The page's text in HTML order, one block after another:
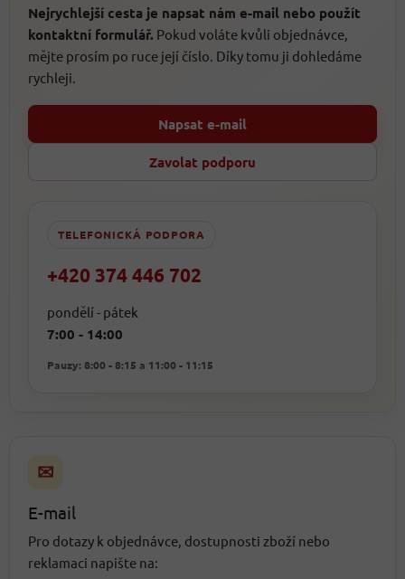
Nejrychlejší cesta je napsat nám e-mail nebo použít
kontaktní formulář. Pokud voláte kvůli objednávce,
mějte prosím po ruce její číslo. Díky tomu ji dohledáme
rychleji.
Napsat e-mail
Zavolat podporu
TELEFONICKÁ PODPORA
+420 374 446 702
pondělí - pátek
7:00 - 14:00
Pauzy: 8:00 - 8:15 a 11:00 - 11:15
✉
E-mail
Pro dotazy k objednávce, dostupnosti zboží nebo
reklamaci napište na: